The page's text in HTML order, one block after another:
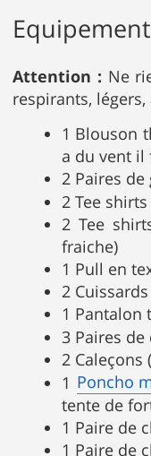
Attention : Ne
respirants,
1 Blouson
a du vent il
2 Paires
2 Tee
2 Tee
fraiche)
1 Pull en
2
1 Pantalon
3 Paires
2 Caleçons
1 Poncho
tente de
1 Paire de
1 Paire de